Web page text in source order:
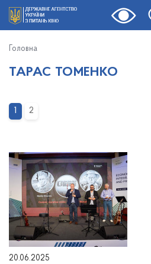
Головна
ТАРАС ТОМЕНКО
1 2
20.06.2025